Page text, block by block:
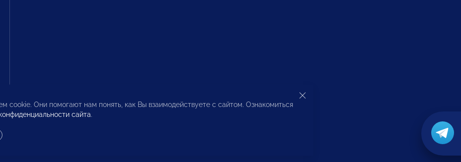
cookie. Они помогают нам понять, как Вы взаимодействуете с сайтом. Ознакомиться
сайта.